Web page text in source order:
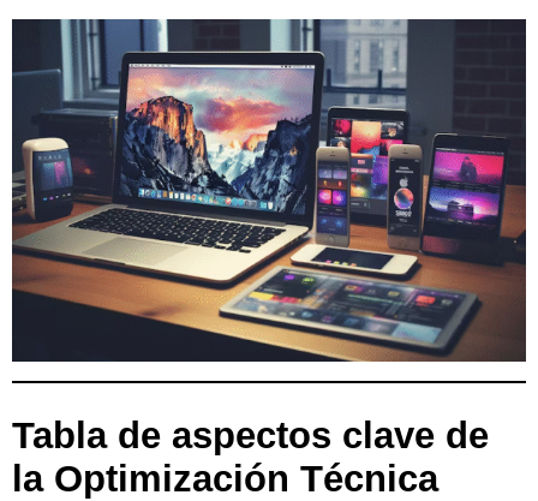
Tabla de aspectos clave de
la Optimización Técnica